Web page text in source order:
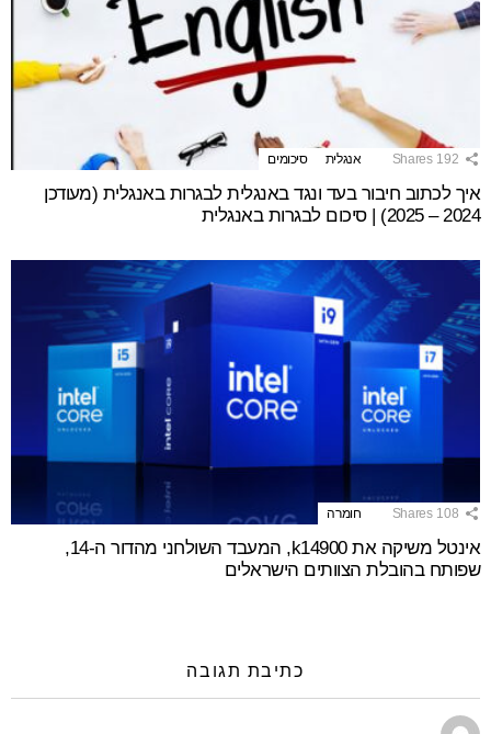
192
Shares אנגלית סיכומים
איך לכתוב חיבור בעד ונגד באנגלית לבגרות באנגלית (מעודכן
2024 – 2025) | סיכום לבגרות באנגלית
108
Shares חומרה
אינטל משיקה את k14900, המעבד השולחני מהדור ה-14,
שפותח בהובלת הצוותים הישראלים
כתיבת תגובה